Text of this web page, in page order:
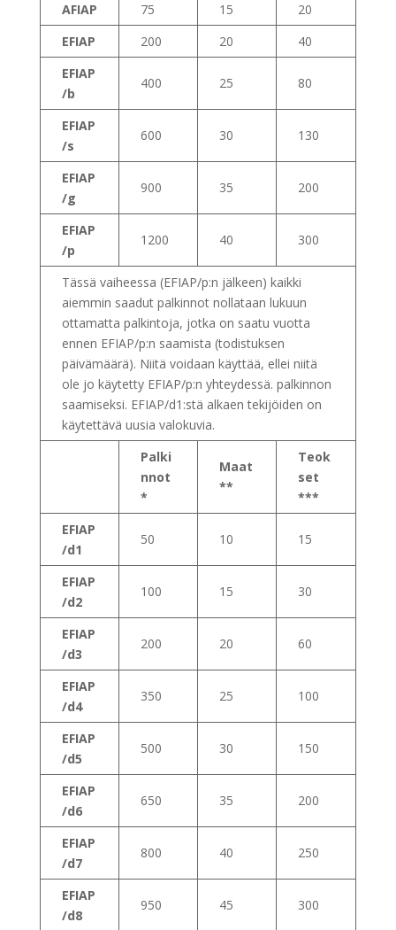
AFIAP 75 15
20
EFIAP
200 20
40
EFIAP
/b
400 25 80
EFIAP
/s
600 30 130
EFIAP
/g
900 35 200
EFIAP
/p
1200 40 300
Tässä vaiheessa (EFIAP/p:n jälkeen) kaikki
aiemmin saadut palkinnot nollataan lukuun
ottamatta palkintoja, jotka on saatu vuotta
ennen EFIAP/p:n saamista (todistuksen
päivämäärä). Niitä voidaan käyttää, ellei niitä
ole jo käytetty EFIAP/p:n yhteydessä. palkinnon
saamiseksi. EFIAP/d1:stä alkaen tekijöiden on
käytettävä uusia valokuvia.
Palki
nnot
*
Maat
**
Teok
set
***
EFIAP
/d1
50 10 15
EFIAP
/d2
100 15 30
EFIAP
/d3
200 20 60
EFIAP
/d4
350 25 100
EFIAP
/d5
500 30 150
EFIAP
/d6
650 35 200
EFIAP
/d7
800 40 250
EFIAP
/d8
950 45 300